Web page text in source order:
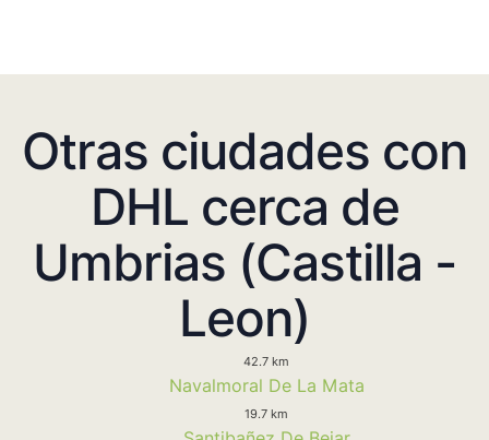
Otras ciudades con
DHL cerca de
Umbrias (Castilla -
Leon)
42.7 km
Navalmoral De La Mata
19.7 km